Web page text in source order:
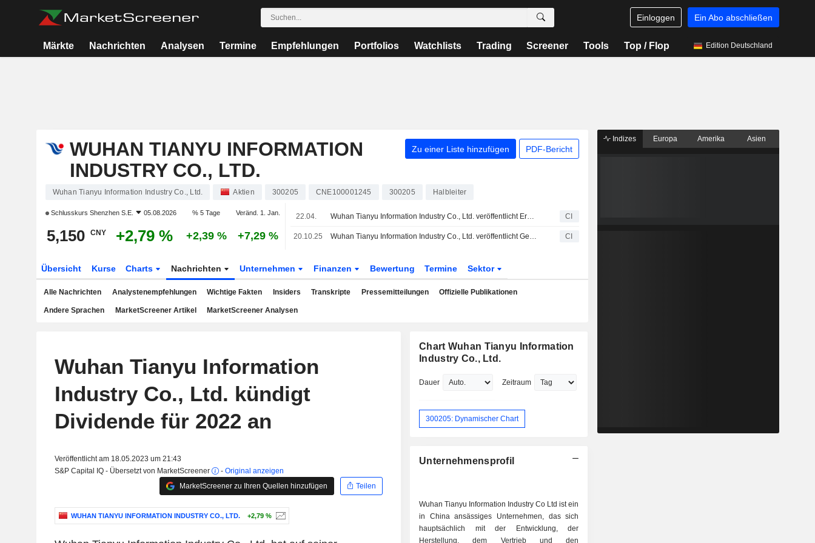
Einloggen Ein Abo abschließen
Märkte Nachrichten Analysen Termine Empfehlungen Portfolios Watchlists Trading Screener Tools Top / Flop Edition Deutschland
WUHAN TIANYU INFORMATION
INDUSTRY CO., LTD.
Zu einer Liste hinzufügen PDF-Bericht
Wuhan Tianyu Information Industry Co., Ltd. Aktien 300205 CNE100001245 300205 Halbleiter
Schlusskurs Shenzhen S.E. 05.08.2026 % 5 Tage Veränd. 1. Jan.
5,150 CNY +2,79 % +2,39 % +7,29 %
22.04. Wuhan Tianyu Information Industry Co., Ltd. veröffentlicht Ergebniszahlen für das erste Quartal zum 31. März 2026 CI
20.10.25 Wuhan Tianyu Information Industry Co., Ltd. veröffentlicht Geschäftsergebnisse für die ersten neun Monate bis zum 30. September 2025 CI
Übersicht Kurse Charts Nachrichten Unternehmen Finanzen Bewertung Termine Sektor
Alle Nachrichten Analystenempfehlungen Wichtige Fakten Insiders Transkripte Pressemitteilungen Offizielle Publikationen
Andere Sprachen MarketScreener Artikel MarketScreener Analysen
Wuhan Tianyu Information
Industry Co., Ltd. kündigt
Dividende für 2022 an
Veröffentlicht am 18.05.2023 um 21:43
S&P Capital IQ - Übersetzt von MarketScreener
- Original anzeigen
MarketScreener zu Ihren Quellen hinzufügen
Teilen
WUHAN TIANYU INFORMATION INDUSTRY CO., LTD. +2,79 %
Chart Wuhan Tianyu Information
Industry Co., Ltd.
Dauer Zeitraum
300205: Dynamischer Chart
Unternehmensprofil
Wuhan Tianyu Information Industry Co Ltd ist ein
in China ansässiges Unternehmen, das sich
hauptsächlich mit der Entwicklung, der
Herstellung, dem Vertrieb und den
Indizes Europa Amerika Asien